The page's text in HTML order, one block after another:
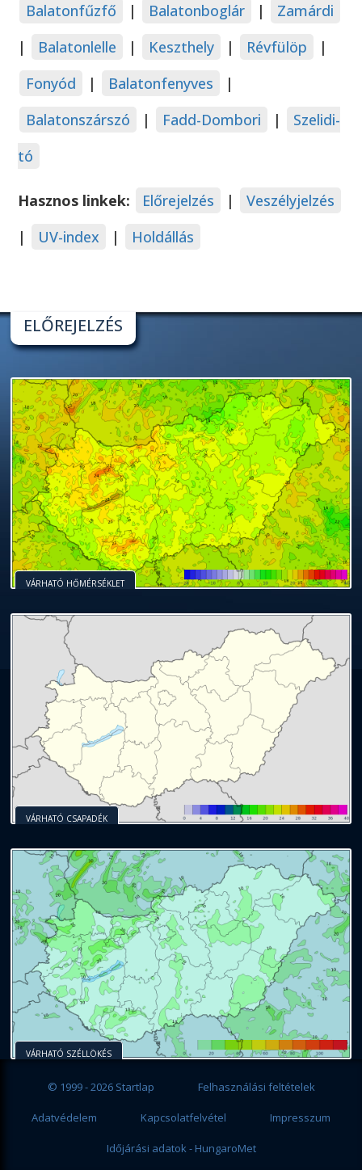
Balatonfűzfő
| Balatonboglár |
Zamárdi
|
Balatonlelle | Keszthely | Révfülöp
|
Fonyód
| Balatonfenyves
|
Balatonszárszó
| Fadd-Dombori |
Szelidi-
tó
Hasznos linkek: Előrejelzés |
Veszélyjelzés
|
UV-index | Holdállás
ELŐREJELZÉS
VÁRHATÓ HŐMÉRSÉKLET
VÁRHATÓ CSAPADÉK
VÁRHATÓ SZÉLLÖKÉS
© 1999 - 2026 Startlap Felhasználási feltételek
Adatvédelem Kapcsolatfelvétel Impresszum
Időjárási adatok - HungaroMet